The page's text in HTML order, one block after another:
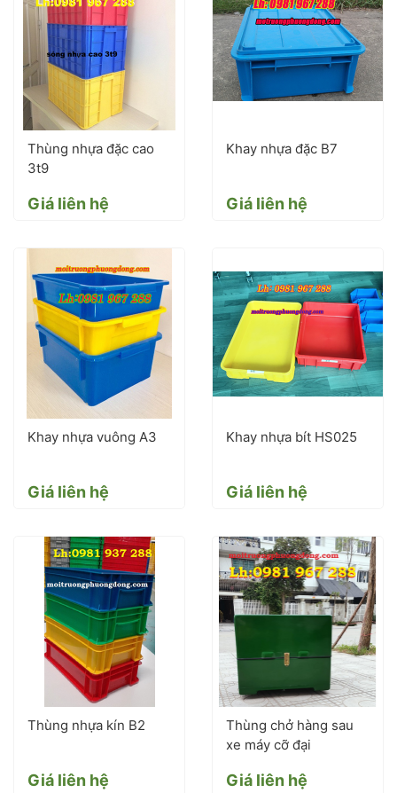
Thùng nhựa đặc cao
3t9
Giá liên hệ
Khay nhựa đặc B7
Giá liên hệ
Khay nhựa vuông A3
Giá liên hệ
Khay nhựa bít HS025
Giá liên hệ
Thùng nhựa kín B2
Giá liên hệ
Thùng chở hàng sau
xe máy cỡ đại
Giá liên hệ